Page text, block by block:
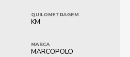
QUILOMETRAGEM
KM
MARCA
MARCOPOLO